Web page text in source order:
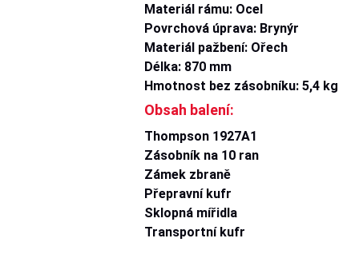
Materiál rámu: Ocel
Povrchová úprava: Brynýr
Materiál pažbení: Ořech
Délka: 870 mm
Hmotnost bez zásobníku: 5,4 kg
Obsah balení:
Thompson 1927A1
Zásobník na 10 ran
Zámek zbraně
Přepravní kufr
Sklopná mířidla
Transportní kufr